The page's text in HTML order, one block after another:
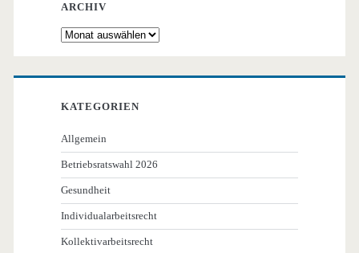
ARCHIV
Archiv
KATEGORIEN
Allgemein
Betriebsratswahl 2026
Gesundheit
Individualarbeitsrecht
Kollektivarbeitsrecht